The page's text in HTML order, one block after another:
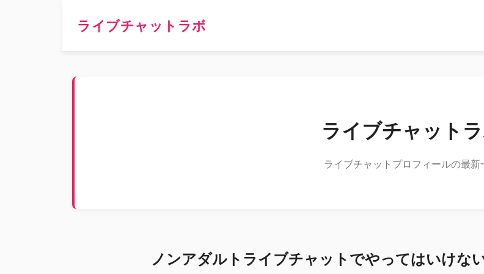
ライブチャットラボ
ライブチャット
ライブチャットプロフィールの最新
ノンアダルトライブチャットでやってはいけな